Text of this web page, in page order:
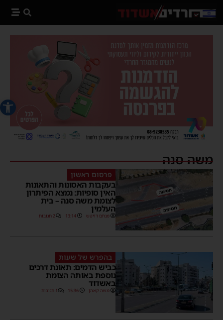
פתח
משה סנה
פרסום ראשון
בעקבות האסונות והתאונות
האין סופיות: נמצא הפיתרון
לצומת משה סנה – בית
העלמין
מנחם דויטש 13:14 2 תגובות
בהפרש של שעות
כביש הדמים: תאונת דרכים
נוספת באותה הצומת
באשדוד
משה קאהן 15:36 1 תגובות